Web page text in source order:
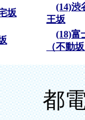
坂
(14)渋
王坂
(18)富
（不動
電の